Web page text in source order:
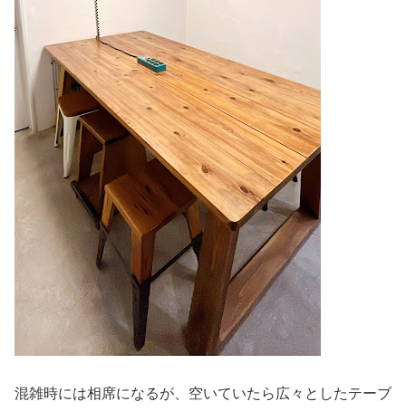
混雑時には相席になるが、空いていたら広々としたテーブ